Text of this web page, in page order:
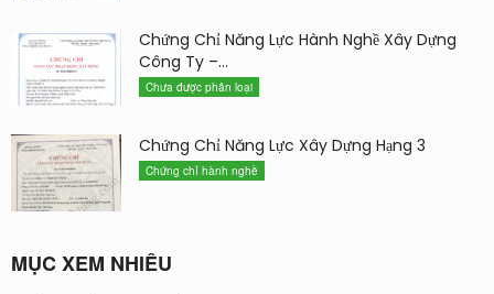
Chứng Chỉ Năng Lực Hành Nghề Xây Dựng
Công Ty –...
Chưa được phân loại
Chứng Chỉ Năng Lực Xây Dựng Hạng 3
Chứng chỉ hành nghề
MỤC XEM NHIỀU